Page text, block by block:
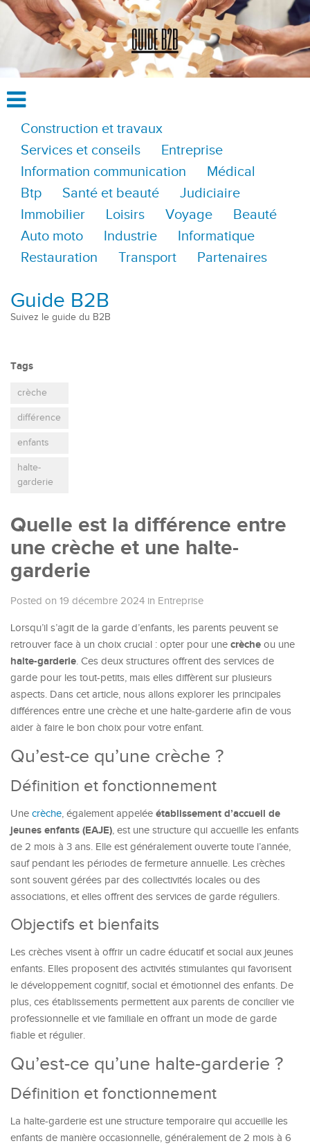
Construction et travaux
Services et conseils
Entreprise
Information communication
Médical
Btp
Santé et beauté
Judiciaire
Immobilier
Loisirs Voyage
Beauté
Auto moto
Industrie
Informatique
Restauration
Transport Partenaires
Guide B2B
Suivez le guide du B2B
Tags
crèche
différence
enfants
halte-
garderie
Quelle est la différence entre
une crèche et une halte-
garderie
Posted on 19 décembre 2024 in Entreprise
Lorsqu’il s’agit de la garde d’enfants, les parents peuvent se
retrouver face à un choix crucial : opter pour une crèche ou une
halte-garderie. Ces deux structures offrent des services de
garde pour les tout-petits, mais elles diffèrent sur plusieurs
aspects. Dans cet article, nous allons explorer les principales
différences entre une crèche et une halte-garderie afin de vous
aider à faire le bon choix pour votre enfant.
Qu’est-ce qu’une crèche ?
Définition et fonctionnement
Une crèche, également appelée établissement d’accueil de
jeunes enfants (EAJE), est une structure qui accueille les enfants
de 2 mois à 3 ans. Elle est généralement ouverte toute l’année,
sauf pendant les périodes de fermeture annuelle. Les crèches
sont souvent gérées par des collectivités locales ou des
associations, et elles offrent des services de garde réguliers.
Objectifs et bienfaits
Les crèches visent à offrir un cadre éducatif et social aux jeunes
enfants. Elles proposent des activités stimulantes qui favorisent
le développement cognitif, social et émotionnel des enfants. De
plus, ces établissements permettent aux parents de concilier vie
professionnelle et vie familiale en offrant un mode de garde
fiable et régulier.
Qu’est-ce qu’une halte-garderie ?
Définition et fonctionnement
La halte-garderie est une structure temporaire qui accueille les
enfants de manière occasionnelle, généralement de 2 mois à 6